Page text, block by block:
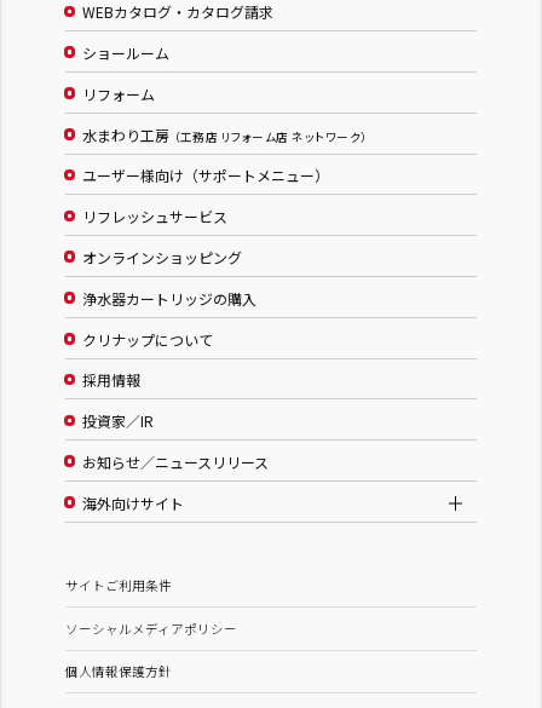
WEBカタログ・カタログ請求
ショールーム
リフォーム
水まわり工房 （工務店 リフォーム店 ネットワーク）
ユーザー様向け（サポートメニュー）
リフレッシュサービス
オンラインショッピング
浄水器カートリッジの購入
クリナップについて
採用情報
投資家／IR
お知らせ／ニュースリリース
海外向けサイト
サイトご利用条件
ソーシャルメディアポリシー
個人情報保護方針